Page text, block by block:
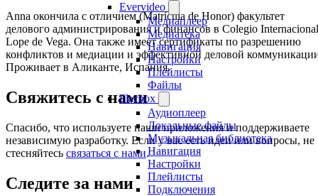
Evervideo
Медиаплеер
Медиатека
Навигация
Настройки
Плейлисты
Файлы
Flacbox
Аудиоплеер
Локальные файлы
Музыкальная библиотека
Навигация
Настройки
Плейлисты
Подключения
Anna окончила с отличием (Matrícula de Honor) факультет
делового администрирования и финансов в Colegio Internacional
Lope de Vega. Она также имеет сертификаты по разрешению
конфликтов и медиации и эффективной деловой
Проживает в Аликанте, Испания.
Свяжитесь с нами
Спасибо, что используете наши приложения и поддерживаете
независимую разработку. Если у вас есть идеи или вопросы, не
стесняйтесь связаться с нами.
Следите за нами